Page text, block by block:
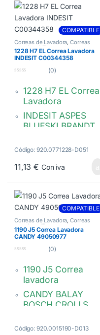
COMPATIBLE
Correas de Lavadora,Correas
Lavadora H7
1228 H7 EL Correa Lavadora
INDESIT C00344358
e
(0)
1228 H7 EL Correa
Lavadora
INDESIT ASPES
BLUESKI BRANDT
FAGOR FIRST LINE
Megadyne EL 1228
C00344358
42022763
481202308116
761610110
81875563
42079344
Código: 920.0771228-D051
11,13€ Con iva
COMPATIBLE
Correas de Lavadora,Correas
Lavadora J5
1190 J5 Correa Lavadora
CANDY 49050977
e
(0)
1190 J5 Correa
lavadora
CANDY BALAY
BOSCH CROLLS
SUPERSER TEKA
Código: 920.0015190-D013